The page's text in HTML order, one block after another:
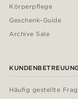
Körperpflege
Geschenk-Guide
Archive Sale
Häufig gestellte